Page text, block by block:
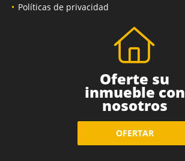
Políticas de privacidad
Oferte su
inmueble con
nosotros
OFERTAR